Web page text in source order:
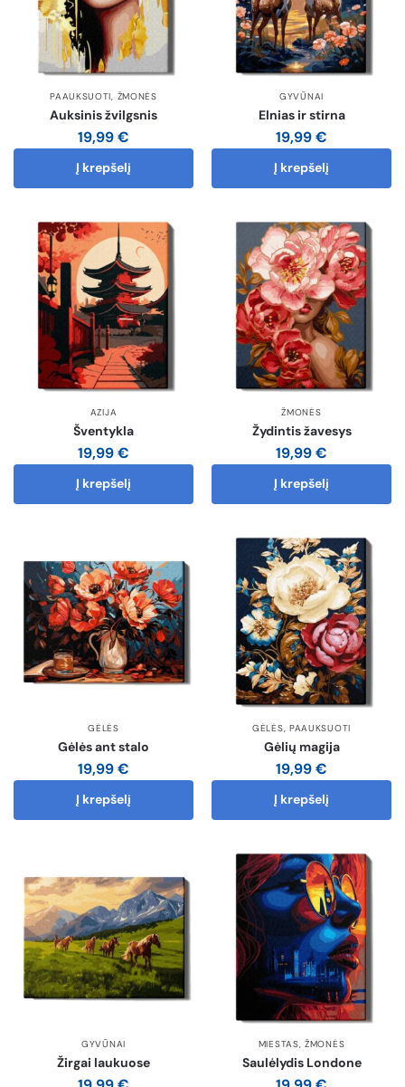
PAAUKSUOTI, ŽMONĖS
Auksinis žvilgsnis
19,99€
Į krepšelį
GYVŪNAI
Elnias ir stirna
19,99€
Į krepšelį
AZIJA
Šventykla
19,99€
Į krepšelį
ŽMONĖS
Žydintis žavesys
19,99€
Į krepšelį
GĖLĖS
Gėlės ant stalo
19,99€
Į krepšelį
GĖLĖS, PAAUKSUOTI
Gėlių magija
19,99€
Į krepšelį
GYVŪNAI
Žirgai laukuose
MIESTAS,ŽMONĖS
Saulėlydis Londone